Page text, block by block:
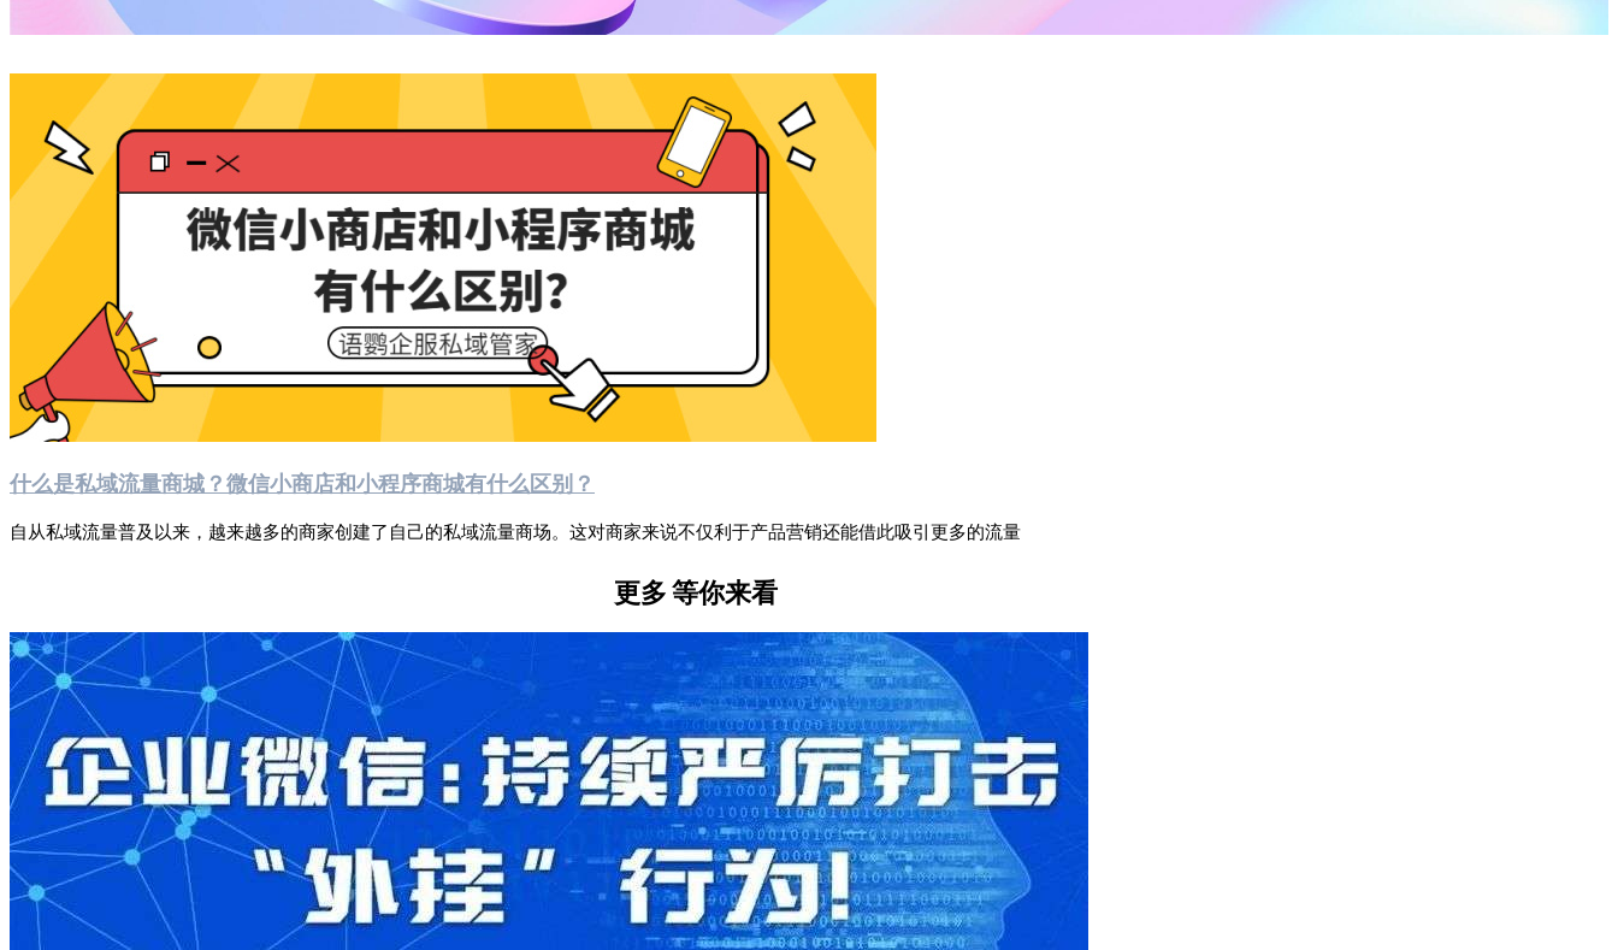
什么是私域流量商城？微信小商店和小程序商城有什么区别？
自从私域流量普及以来，越来越多的商家创建了自己的私域流量商场。这对商家来说不仅利于产品营销还能借此吸引更多的流量
更多等你来看